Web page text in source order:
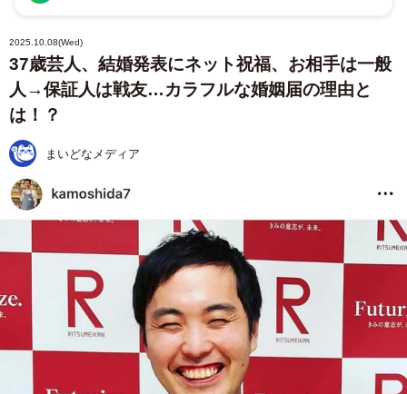
2025.10.08(Wed)
37歳芸人、結婚発表にネット祝福、お相手は一般
人→保証人は戦友…カラフルな婚姻届の理由と
は！？
まいどなメディア